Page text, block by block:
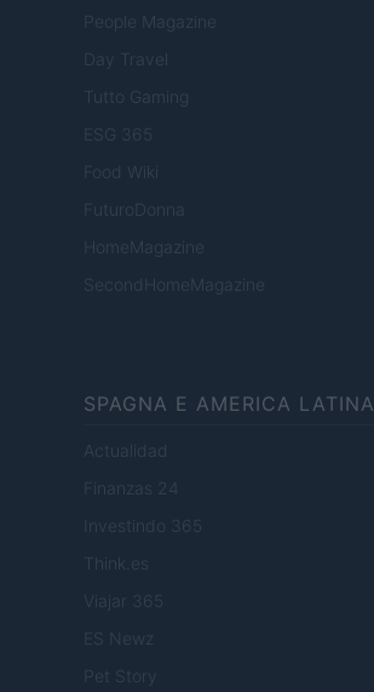
People Magazine
Day Travel
Tutto Gaming
ESG 365
Food Wiki
FuturoDonna
HomeMagazine
SecondHomeMagazine
SPAGNA E AMERICA LATINA
Actualidad
Finanzas 24
Investindo 365
Think.es
Viajar 365
ES Newz
Pet Story